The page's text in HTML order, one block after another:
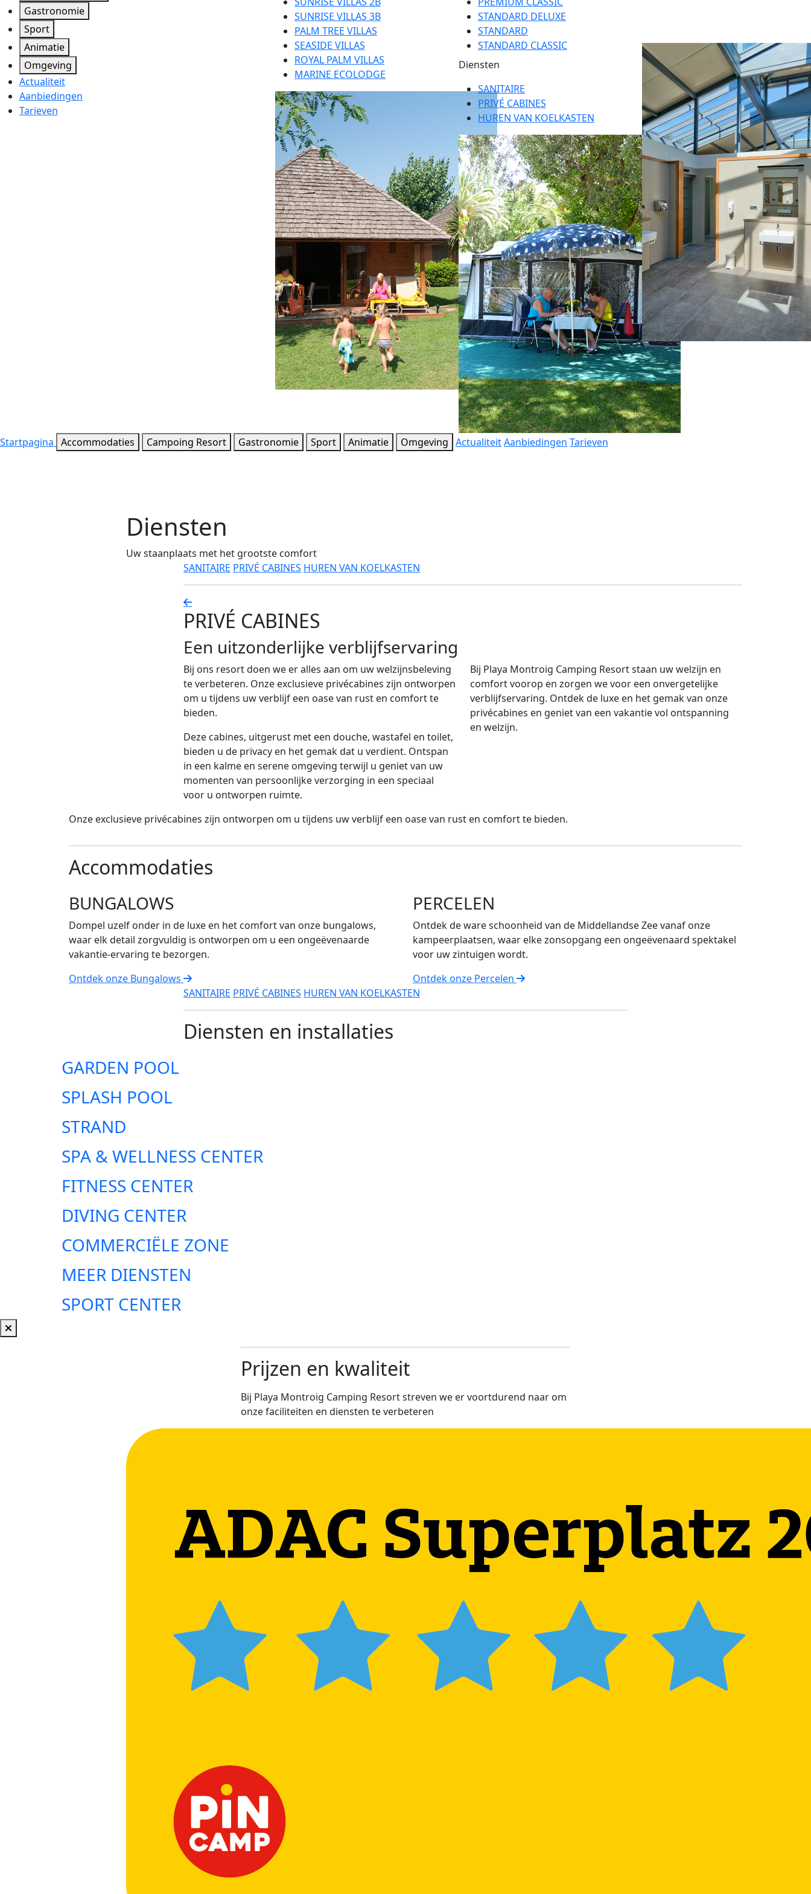
Gastronomie
Sport
Animatie
Omgeving
Actualiteit
Aanbiedingen
Tarieven
SUNRISE VILLAS 3B
PALM TREE VILLAS
SEASIDE VILLAS
ROYAL PALM VILLAS
MARINE ECOLODGE
STANDARD DELUXE
STANDARD
STANDARD CLASSIC
Diensten
SANITAIRE
PRIVÉ CABINES
HUREN VAN KOELKASTEN
Startpagina Accommodaties Campoing Resort Gastronomie Sport Animatie Omgeving ActualiteitAanbiedingen Tarieven
Diensten
Uw staanplaats met het grootste comfort
SANITAIRE PRIVÉ CABINES HUREN VAN KOELKASTEN
PRIVÉ CABINES
Een uitzonderlijke verblijfservaring
Bij ons resort doen we er alles aan om uw welzijnsbeleving
te verbeteren. Onze exclusieve privécabines zijn ontworpen
om u tijdens uw verblijf een oase van rust en comfort te
bieden.
Deze cabines, uitgerust met een douche, wastafel en toilet,
bieden u de privacy en het gemak dat u verdient. Ontspan
in een kalme en serene omgeving terwijl u geniet van uw
momenten van persoonlijke verzorging in een speciaal
voor u ontworpen ruimte.
Bij Playa Montroig Camping Resort staan uw welzijn en
comfort voorop en zorgen we voor een onvergetelijke
verblijfservaring. Ontdek de luxe en het gemak van onze
privécabines en geniet van een vakantie vol ontspanning
en welzijn.
Onze exclusieve privécabines zijn ontworpen om u tijdens uw verblijf een oase van rust en comfort te bieden.
Accommodaties
BUNGALOWS
Dompel uzelf onder in de luxe en het comfort van onze bungalows,
waar elk detail zorgvuldig is ontworpen om u een ongeëvenaarde
vakantie-ervaring te bezorgen.
Ontdek onze Bungalows
PERCELEN
Ontdek de ware schoonheid van de Middellandse Zee vanaf onze
kampeerplaatsen, waar elke zonsopgang een ongeëvenaard spektakel
voor uw zintuigen wordt.
Ontdek onze Percelen
SANITAIRE PRIVÉ CABINES HUREN VAN KOELKASTEN
Diensten en installaties
GARDEN POOL
SPLASH POOL
STRAND
SPA & WELLNESS CENTER
FITNESS CENTER
DIVING CENTER
COMMERCIËLE ZONE
MEER DIENSTEN
SPORT CENTER
Prijzen en kwaliteit
Bij Playa Montroig Camping Resort streven we er voortdurend naar om
onze faciliteiten en diensten te verbeteren